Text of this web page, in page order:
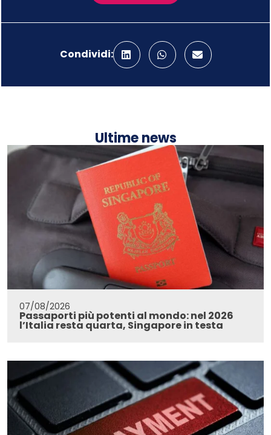
Condividi:
Ultime news
07/08/2026
Passaporti più potenti al mondo: nel 2026
l’Italia resta quarta, Singapore in testa